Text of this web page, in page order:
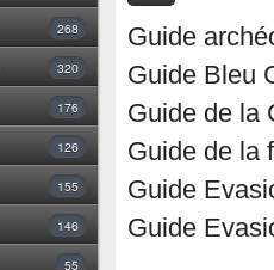
268
320
176
126
155
146
55
Guide
Guide Bleu
Guide de la
Guide de la
Guide
Guide